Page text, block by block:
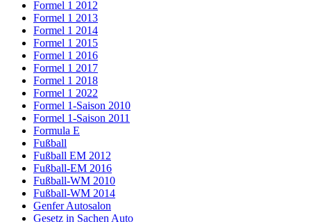
Formel 1 2012
Formel 1 2013
Formel 1 2014
Formel 1 2015
Formel 1 2016
Formel 1 2017
Formel 1 2018
Formel 1 2022
Formel 1-Saison 2010
Formel 1-Saison 2011
Formula E
Fußball
Fußball EM 2012
Fußball-EM 2016
Fußball-WM 2010
Fußball-WM 2014
Genfer Autosalon
Gesetz in Sachen Auto